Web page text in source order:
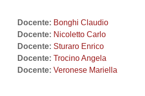
Docente: Bonghi Claudio
Docente: Nicoletto Carlo
Docente: Sturaro Enrico
Docente: Trocino Angela
Docente: Veronese Mariella